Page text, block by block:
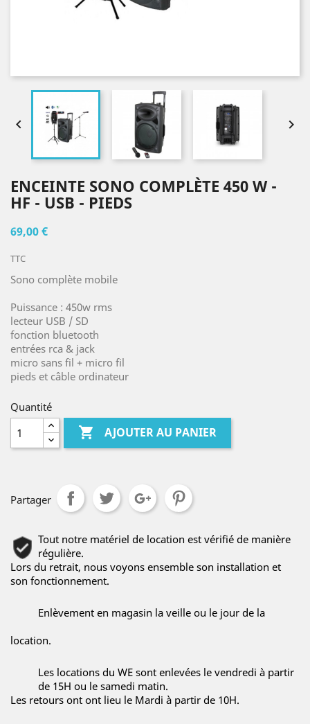
 
ENCEINTE SONO COMPLÈTE 450 W -
HF - USB - PIEDS
69,00 €
TTC
Sono complète mobile
Puissance : 450w rms
lecteur USB / SD
fonction bluetooth
entrées rca & jack
micro sans fil + micro fil
pieds et câble ordinateur
Quantité
 AJOUTER AU PANIER
Partager
Tout notre matériel de location est vérifié de manière
régulière.
Lors du retrait, nous voyons ensemble son installation et
son fonctionnement.
Enlèvement en magasin la veille ou le jour de la
location.
Les locations du WE sont enlevées le vendredi à partir
de 15H ou le samedi matin.
Les retours ont ont lieu le Mardi à partir de 10H.